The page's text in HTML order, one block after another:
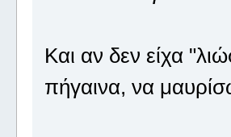
Και αν δεν είχα
πήγαινα, να